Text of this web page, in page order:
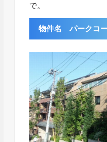
で。
物件名 パークコ